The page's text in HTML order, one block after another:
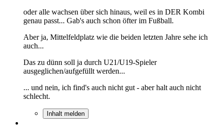
oder alle wachsen über sich hinaus, weil es in DER Kombi
genau passt... Gab's auch schon öfter im Fußball.
Aber ja, Mittelfeldplatz wie die beiden letzten Jahre sehe ich
auch...
Das zu dünn soll ja durch U21/U19-Spieler
ausgeglichen/aufgefüllt werden...
... und nein, ich find's auch nicht gut - aber halt auch nicht
schlecht.
Inhalt melden